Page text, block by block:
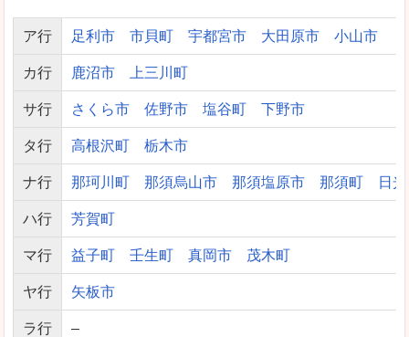
ア行 足利市 市貝町 宇都宮市 大田原市 小山市
カ行 鹿沼市 上三川町
サ行 さくら市 佐野市 塩谷町 下野市
タ行 高根沢町 栃木市
ナ行 那珂川町 那須烏山市 那須塩原市 那須町 日
ハ行 芳賀町
マ行 益子町 壬生町 真岡市 茂木町
ヤ行 矢板市
ラ行 –